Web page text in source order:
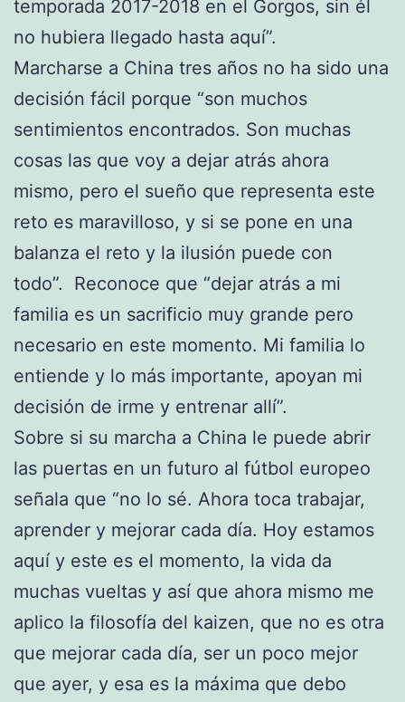
temporada 2017-2018 en el Gorgos, sin él
no hubiera llegado hasta aquí”.
Marcharse a China tres años no ha sido una
decisión fácil porque “son muchos
sentimientos encontrados. Son muchas
cosas las que voy a dejar atrás ahora
mismo, pero el sueño que representa este
reto es maravilloso, y si se pone en una
balanza el reto y la ilusión puede con
todo”. Reconoce que “dejar atrás a mi
familia es un sacrificio muy grande pero
necesario en este momento. Mi familia lo
entiende y lo más importante, apoyan mi
decisión de irme y entrenar allí”.
Sobre si su marcha a China le puede abrir
las puertas en un futuro al fútbol europeo
señala que “no lo sé. Ahora toca trabajar,
aprender y mejorar cada día. Hoy estamos
aquí y este es el momento, la vida da
muchas vueltas y así que ahora mismo me
aplico la filosofía del kaizen, que no es otra
que mejorar cada día, ser un poco mejor
que ayer, y esa es la máxima que debo